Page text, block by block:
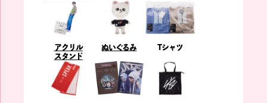
アクリル
スタンド
ぬいぐるみ Tシャツ